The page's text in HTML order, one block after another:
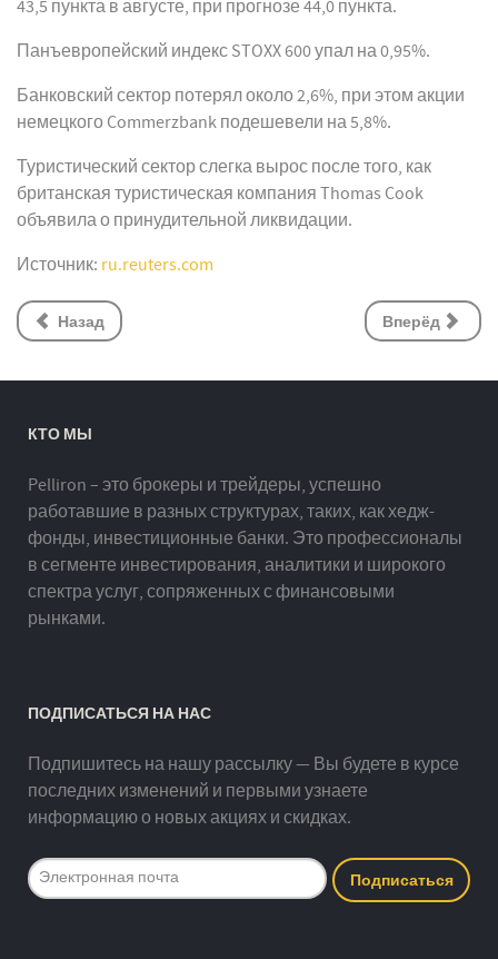
43,5 пункта в августе, при прогнозе 44,0 пункта.
Панъевропейский индекс STOXX 600 упал на 0,95%.
Банковский сектор потерял около 2,6%, при этом акции
немецкого Commerzbank подешевели на 5,8%.
Туристический сектор слегка вырос после того, как
британская туристическая компания Thomas Cook
объявила о принудительной ликвидации.
Источник: ru.reuters.com
Назад Вперёд
КТО МЫ
Pelliron – это брокеры и трейдеры, успешно
работавшие в разных структурах, таких, как хедж-
фонды, инвестиционные банки. Это профессионалы
в сегменте инвестирования, аналитики и широкого
спектра услуг, сопряженных с финансовыми
рынками.
ПОДПИСАТЬСЯ НА НАС
Подпишитесь на нашу рассылку — Вы будете в курсе
последних изменений и первыми узнаете
информацию о новых акциях и скидках.